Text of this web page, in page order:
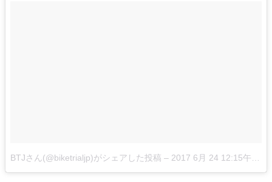
BTJさん(@biketrialjp)がシェアした投稿 – 2017 6月 24 12:15午前 PDT